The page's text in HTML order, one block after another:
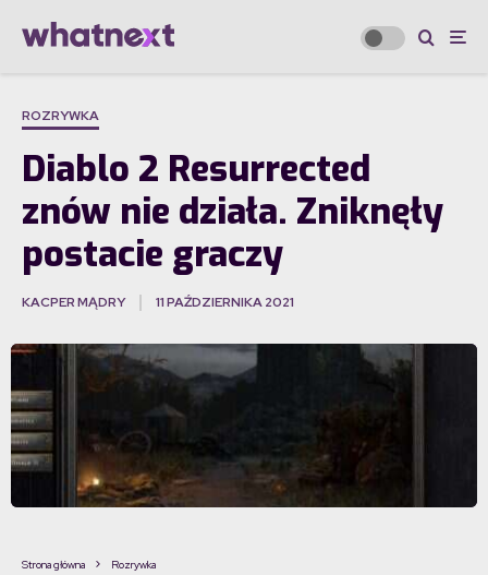
ROZRYWKA
Diablo 2 Resurrected
znów nie działa. Zniknęły
postacie graczy
KACPER MĄDRY 11 PAŹDZIERNIKA 2021
Strona główna Rozrywka